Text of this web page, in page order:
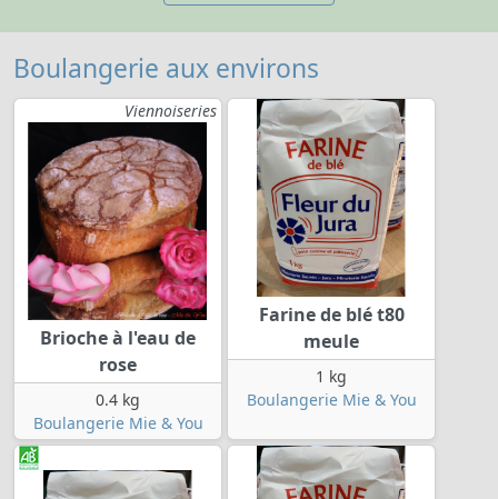
Boulangerie aux environs
Viennoiseries
Brioche à l'eau de
rose
0.4 kg
Boulangerie Mie & You
Farine de blé t80
meule
1 kg
Boulangerie Mie & You